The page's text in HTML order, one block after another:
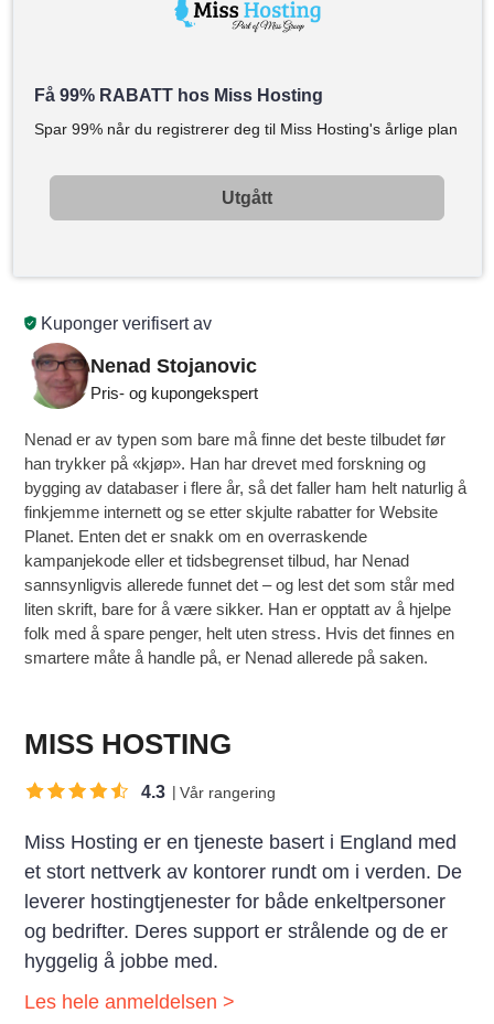
Kuponger verifisert av
Nenad Stojanovic
Pris- og kupongekspert
Nenad er av typen som bare må finne det beste tilbudet før
han trykker på «kjøp». Han har drevet med forskning og
bygging av databaser i flere år, så det faller ham helt naturlig å
finkjemme internett og se etter skjulte rabatter for Website
Planet. Enten det er snakk om en overraskende
kampanjekode eller et tidsbegrenset tilbud, har Nenad
sannsynligvis allerede funnet det – og lest det som står med
liten skrift, bare for å være sikker. Han er opptatt av å hjelpe
folk med å spare penger, helt uten stress. Hvis det finnes en
smartere måte å handle på, er Nenad allerede på saken.
Få 99% RABATT hos Miss Hosting
Spar 99% når du registrerer deg til Miss Hosting's årlige plan
Utgått
MISS HOSTING
4.3 Vår rangering
Miss Hosting er en tjeneste basert i England med
et stort nettverk av kontorer rundt om i verden. De
leverer hostingtjenester for både enkeltpersoner
og bedrifter. Deres support er strålende og de er
hyggelig å jobbe med.
Les hele anmeldelsen >